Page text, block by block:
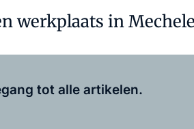
werkplaats in
tot alle artikelen.